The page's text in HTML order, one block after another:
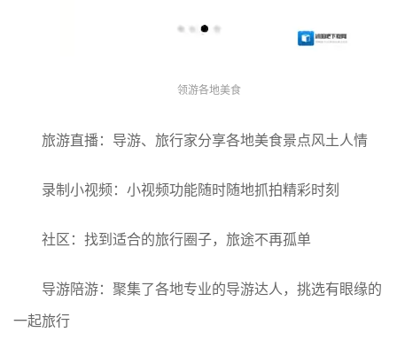
领游各地美食
旅游直播：导游、旅行家分享各地美食景点风土人情
录制小视频：小视频功能随时随地抓拍精彩时刻
社区：找到适合的旅行圈子，旅途不再孤单
导游陪游：聚集了各地专业的导游达人，挑选有眼缘的
一起旅行